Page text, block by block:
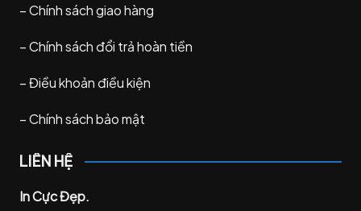
–Chính sách giao hàng
–Chính sách đổi trả hoàn tiền
–Điều khoản điều kiện
–Chính sách bảo mật
LIÊN HỆ
In Cực Đẹp.